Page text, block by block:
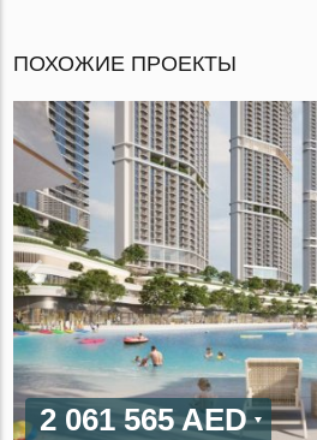
ПОХОЖИЕ ПРОЕКТЫ
2 061 565 AED